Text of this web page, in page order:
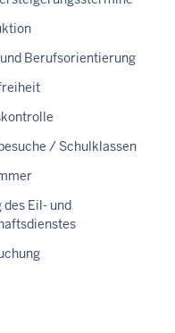
Berufsorientierung
/ Schulklassen
des Eil- und